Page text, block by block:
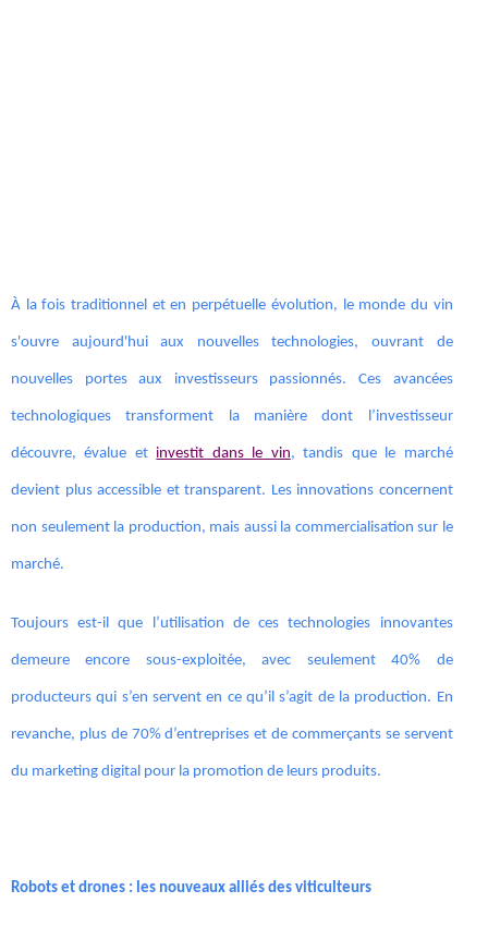
À la fois traditionnel et en perpétuelle évolution, le monde du vin
s'ouvre aujourd'hui aux nouvelles technologies, ouvrant de
nouvelles portes aux investisseurs passionnés. Ces avancées
technologiques transforment la manière dont l’investisseur
découvre, évalue et investit dans le vin, tandis que le marché
devient plus accessible et transparent. Les innovations concernent
non seulement la production, mais aussi la commercialisation sur le
marché.
Toujours est-il que l’utilisation de ces technologies innovantes
demeure encore sous-exploitée, avec seulement 40% de
producteurs qui s’en servent en ce qu’il s’agit de la production. En
revanche, plus de 70% d’entreprises et de commerçants se servent
du marketing digital pour la promotion de leurs produits.
Robots et drones : les nouveaux alliés des viticulteurs